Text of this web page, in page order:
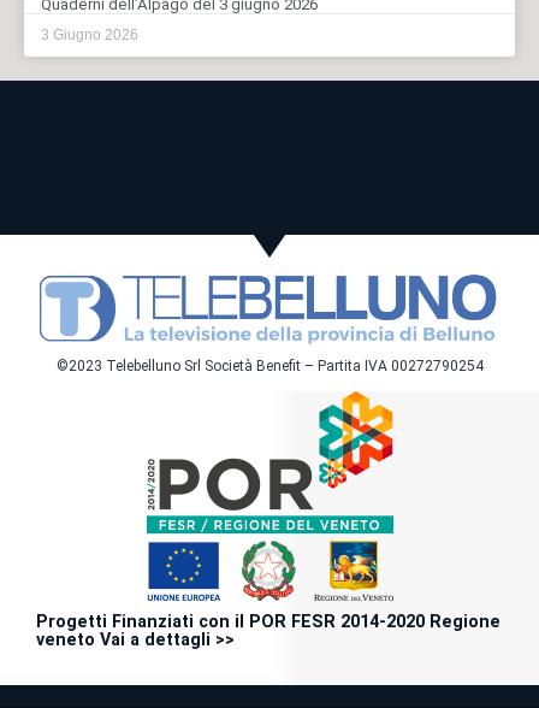
Quaderni dell’Alpago del 3 giugno 2026
3 Giugno 2026
©2023 Telebelluno Srl Società Benefit – Partita IVA 00272790254
Progetti Finanziati con il POR FESR 2014-2020 Regione
veneto Vai a dettagli >>